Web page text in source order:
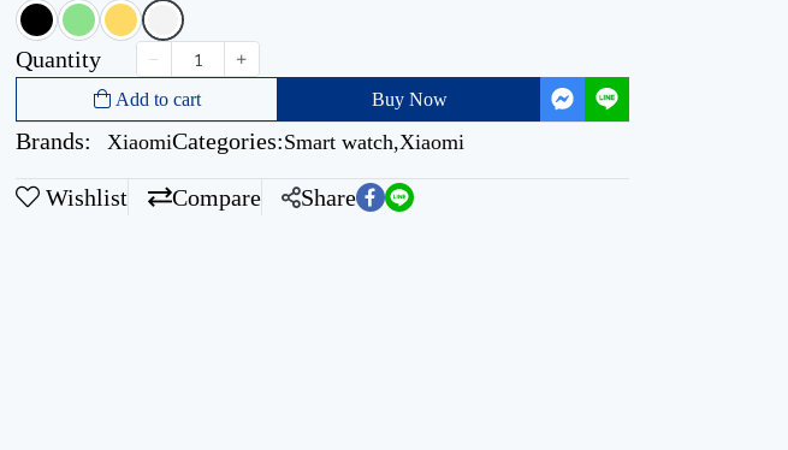
Quantity
Add to cart Buy Now
Brands: XiaomiCategories:Smart watch,Xiaomi
Wishlist Compare Share